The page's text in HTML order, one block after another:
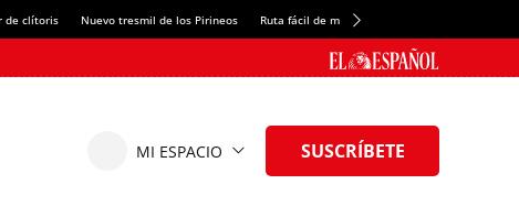
de clítoris Nuevo tresmil de los Pirineos Ruta fácil de montaña